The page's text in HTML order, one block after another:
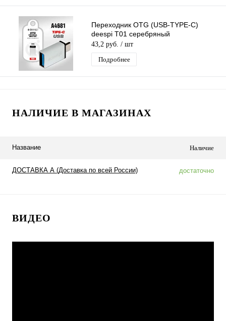
Переходник OTG (USB-TYPE-C)
deespi T01 серебряный
43,2 руб. / шт
Подробнее
НАЛИЧИЕ В МАГАЗИНАХ
Название Наличие
ДОСТАВКА А (Доставка по всей России) достаточно
ВИДЕО